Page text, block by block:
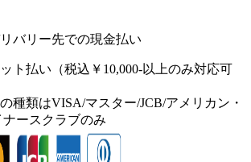
バリー先での現金払い
ト払い（税込￥10,000-以上のみ対応可
類はVISA/マスター/JCB/アメリカン・
ースクラブのみ